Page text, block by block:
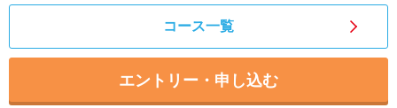
コース一覧
エントリー・申し込む